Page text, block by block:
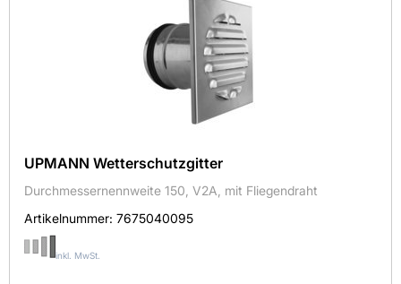
UPMANN Wetterschutzgitter
Durchmessernennweite 150, V2A, mit Fliegendraht
Artikelnummer: 7675040095
inkl. MwSt.